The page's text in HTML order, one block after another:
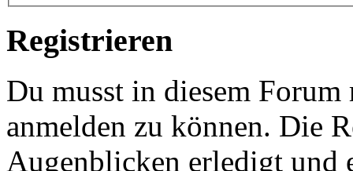
Registrieren
Du musst in diesem
anmelden zu können. Die
Augenblicken erledigt und